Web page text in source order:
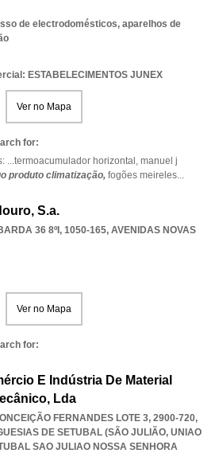
de electrodomésticos, aparelhos de
ESTABELECIMENTOS JUNEX
Ver no Mapa
for:
...termoacumulador horizontal, manuel j
produto climatização, fogões meireles...
S.a.
36 8ºI, 1050-165, AVENIDAS NOVAS
Ver no Mapa
for:
E Indústria De Material
Lda
FERNANDES LOTE 3, 2900-720,
DE SETUBAL (SÃO JULIÃO, UNIAO
SAO JULIAO NOSSA SENHORA